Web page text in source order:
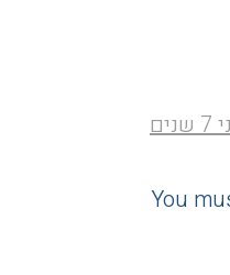
You